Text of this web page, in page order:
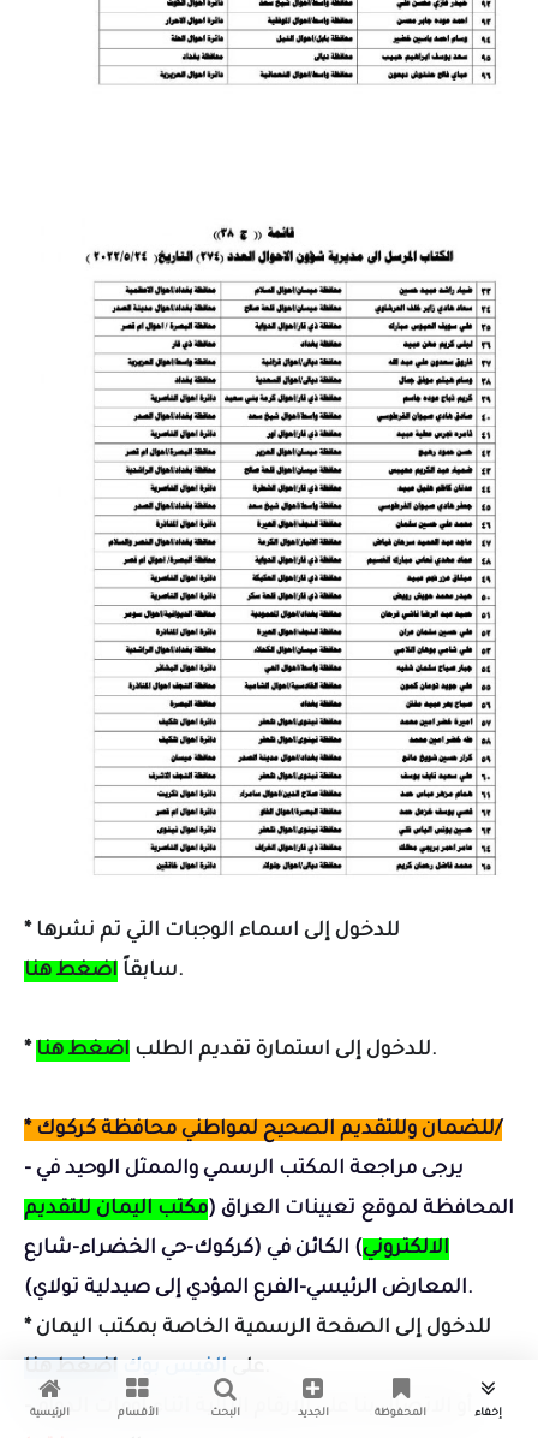
* للدخول إلى اسماء الوجبات التي تم نشرها
سابقاً اضغط هنا .
* للدخول إلى استمارة تقديم الطلب اضغط هنا .
* للضمان وللتقديم الصحيح لمواطني محافظة كركوك/
- يرجى مراجعة المكتب الرسمي والممثل الوحيد في
المحافظة لموقع تعيينات العراق (مكتب اليمان للتقديم
الالكتروني) الكائن في (كركوك-حي الخضراء-شارع
المعارض الرئيسي-الفرع المؤدي إلى صيدلية تولاي).
* للدخول إلى الصفحة الرسمية الخاصة بمكتب اليمان
- أو الاتصال بنا على الارقام التالية اثناء اوقات الدوام
الرئيسية الأقسام البحث الجديد المحفوظة إخفاء